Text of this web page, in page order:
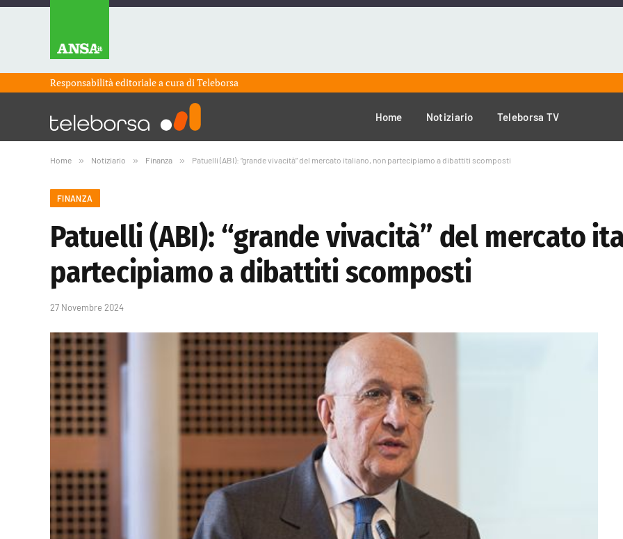
Responsabilità editoriale a cura diTeleborsa
Home Notiziario Teleborsa TV
Home » Notiziario » Finanza » Patuelli (ABI): “grande vivacità” del mercato italiano, non partecipiamo a dibattiti scomposti
FINANZA
Patuelli (ABI): “grande vivacità” del mercato
partecipiamo a dibattiti scomposti
27 Novembre 2024